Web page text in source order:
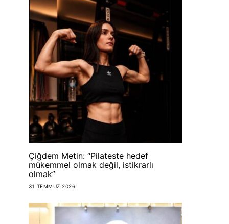
Çiğdem Metin: “Pilateste hedef
mükemmel olmak değil, istikrarlı
olmak”
31 TEMMUZ 2026